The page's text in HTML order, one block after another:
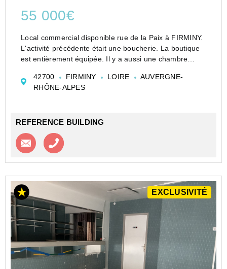
55 000€
Local commercial disponible rue de la Paix à FIRMINY.
L'activité précédente était une boucherie. La boutique
est entièrement équipée. Il y a aussi une chambre
démarrer rapidement.
L'accueil c...
42700 FIRMINY LOIRE
AUVERGNE-
RHÔNE-ALPES
REFERENCE BUILDING
Contacter l'agence
EXCLUSIVITÉ